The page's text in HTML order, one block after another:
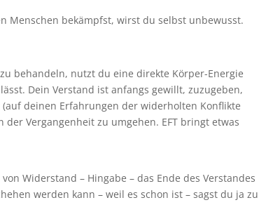
Menschen bekämpfst, wirst du selbst unbewusst.
behandeln, nutzt du eine direkte Körper-Energie
Dein Verstand ist anfangs gewillt, zuzugeben,
deinen Erfahrungen der widerholten Konflikte
Vergangenheit zu umgehen. EFT bringt etwas
Widerstand – Hingabe – das Ende des Verstandes
werden kann – weil es schon ist – sagst du ja zu